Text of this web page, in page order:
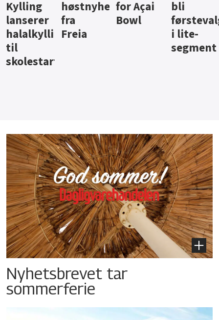
for Açai
Bowl
bli
førstevalg
i lite-
jus fra
Berentsen
iste fra
Hansa
Nyhetsbrevet tar
sommerferie